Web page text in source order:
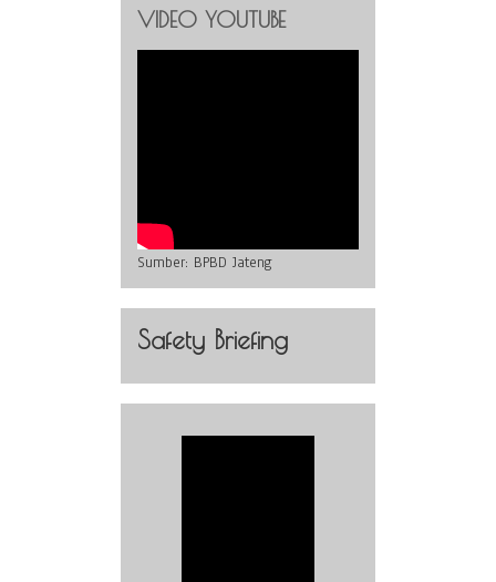
VIDEO YOUTUBE
Sumber: BPBD Jateng
Safety Briefing